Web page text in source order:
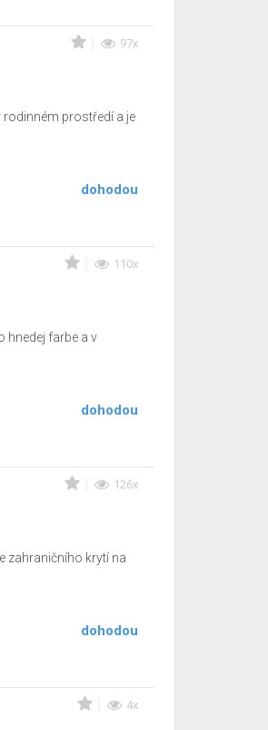
97x
rodinném prostředí a je
dohodou
110x
hnedej farbe a v
dohodou
126x
zahraničního krytí na
dohodou
4x